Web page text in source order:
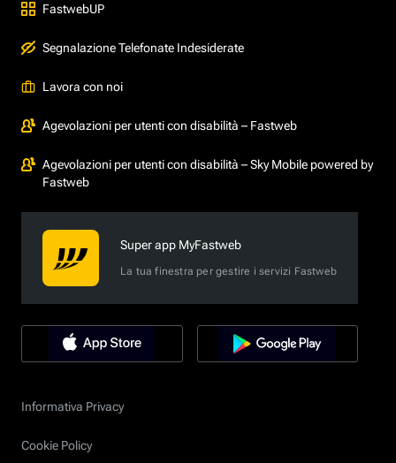
FastwebUP
Segnalazione Telefonate Indesiderate
Lavora con noi
Agevolazioni per utenti con disabilità – Fastweb
Agevolazioni per utenti con disabilità – Sky Mobile powered by
Fastweb
Super app MyFastweb
La tua finestra per gestire i servizi Fastweb
Informativa Privacy
Cookie Policy